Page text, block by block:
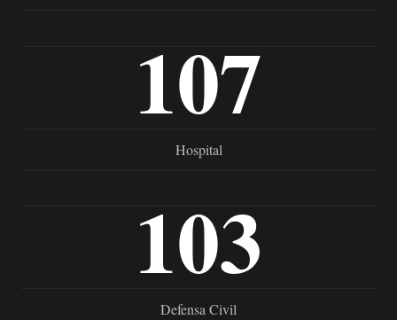
107
Hospital
103
Defensa Civil